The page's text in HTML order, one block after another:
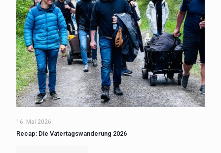
16. Mai 2026
Recap: Die Vatertagswanderung 2026